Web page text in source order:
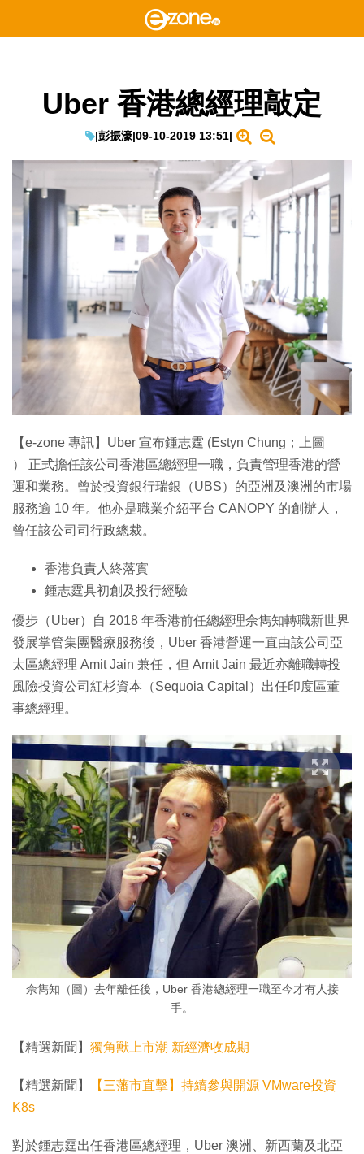
Uber 香港總經理敲定
|彭振濠|09-10-2019 13:51|
【e-zone 專訊】Uber 宣布鍾志霆 (Estyn Chung；上圖
） 正式擔任該公司香港區總經理一職，負責管理香港的營
運和業務。曾於投資銀行瑞銀（UBS）的亞洲及澳洲的市場
服務逾 10 年。他亦是職業介紹平台 CANOPY 的創辦人，
曾任該公司司行政總裁。
香港負責人終落實
鍾志霆具初創及投行經驗
優步（Uber）自 2018 年香港前任總經理佘雋知轉職新世界
發展掌管集團醫療服務後，Uber 香港營運一直由該公司亞
太區總經理 Amit Jain 兼任，但 Amit Jain 最近亦離職轉投
風險投資公司紅杉資本（Sequoia Capital）出任印度區董
事總經理。
佘雋知（圖）去年離任後，Uber 香港總經理一職至今才有人接
手。
【精選新聞】 獨角獸上市潮 新經濟收成期
【精選新聞】
【三藩市直擊】持續參與開源 VMware投資
K8s
對於鍾志霆出任香港區總經理，Uber 澳洲、新西蘭及北亞